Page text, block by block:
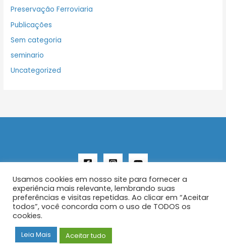
Preservação Ferroviaria
Publicações
Sem categoria
seminario
Uncategorized
Copyright © 2026 AENFER
Construído por IurySan
Usamos cookies em nosso site para fornecer a
experiência mais relevante, lembrando suas
preferências e visitas repetidas. Ao clicar em “Aceitar
todos”, você concorda com o uso de TODOS os
cookies.
Leia Mais Aceitar tudo